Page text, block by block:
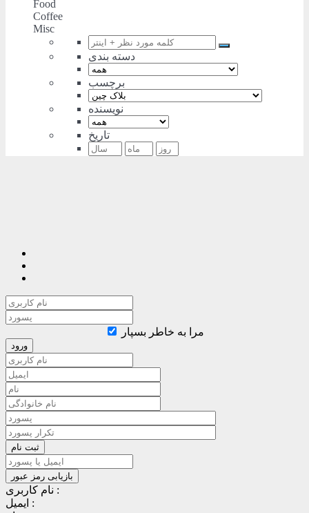
Food
Coffee
Misc
دسته بندی
برچسب
نویسنده
تاریخ
مرا به خاطر بسپار
نام کاربری :
ایمیل :